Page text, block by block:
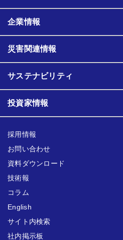
企業情報
災害関連情報
サステナビリティ
投資家情報
採用情報
お問い合わせ
資料ダウンロード
技術報
コラム
English
サイト内検索
社内掲示板